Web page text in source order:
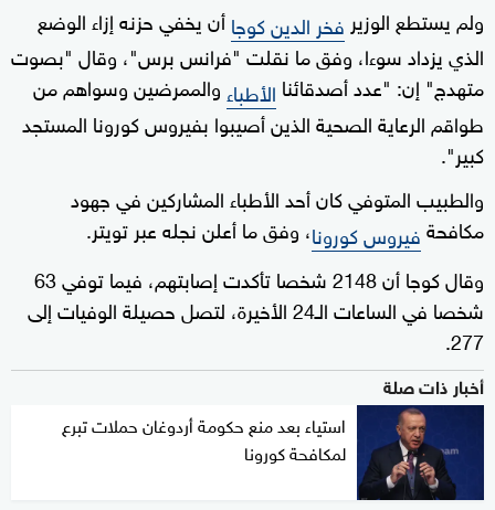
ولم يستطع الوزير فخر الدين كوجاأن يخفي حزنه إزاء الوضع
الذي يزداد سوءا، وفق ما نقلت "فرانس برس"، وقال "بصوت
متهدج" إن: "عدد أصدقائنا الأطباء والممرضين وسواهم من
طواقم الرعاية الصحية الذين أصيبوا بفيروس كورونا المستجد
كبير".
والطبيب المتوفي كان أحد الأطباء المشاركين في جهود
مكافحةفيروس كورونا، وفق ما أعلن نجله عبر تويتر.
وقال كوجا أن 2148 شخصا تأكدت إصابتهم، فيما توفي 63
شخصا في الساعات الـ24 الأخيرة، لتصل حصيلة الوفيات إلى
277.
أخبار ذات صلة
استياء بعد منع حكومة أردوغان حملات تبرع
لمكافحة كورونا